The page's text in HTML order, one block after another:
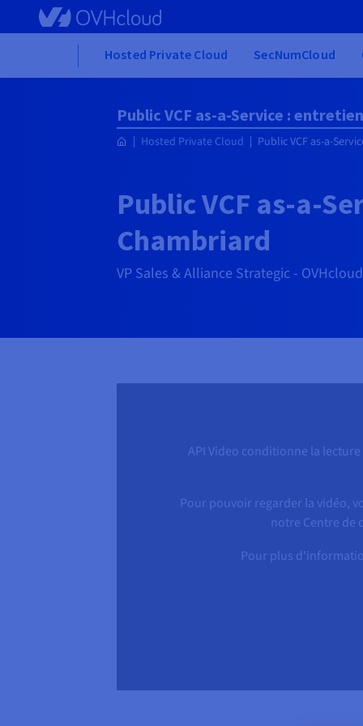
Skip to main content
Hosted Private Cloud SecNumCloud
Public VCF as-a-Service :
Hosted Private Cloud Public VCF as-a-
Public VCF as-a-
Chambriard
VP Sales & Alliance Strategic -
API Video conditionne la
Pour pouvoir regarder la vidéo,
notre Centre de
Pour plus